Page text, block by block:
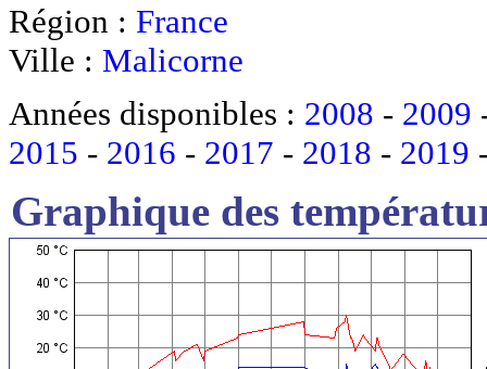
Région : France
Ville : Malicorne
Années disponibles : 2008 - 2009
2015 - 2016 - 2017 - 2018 - 2019
Graphique des